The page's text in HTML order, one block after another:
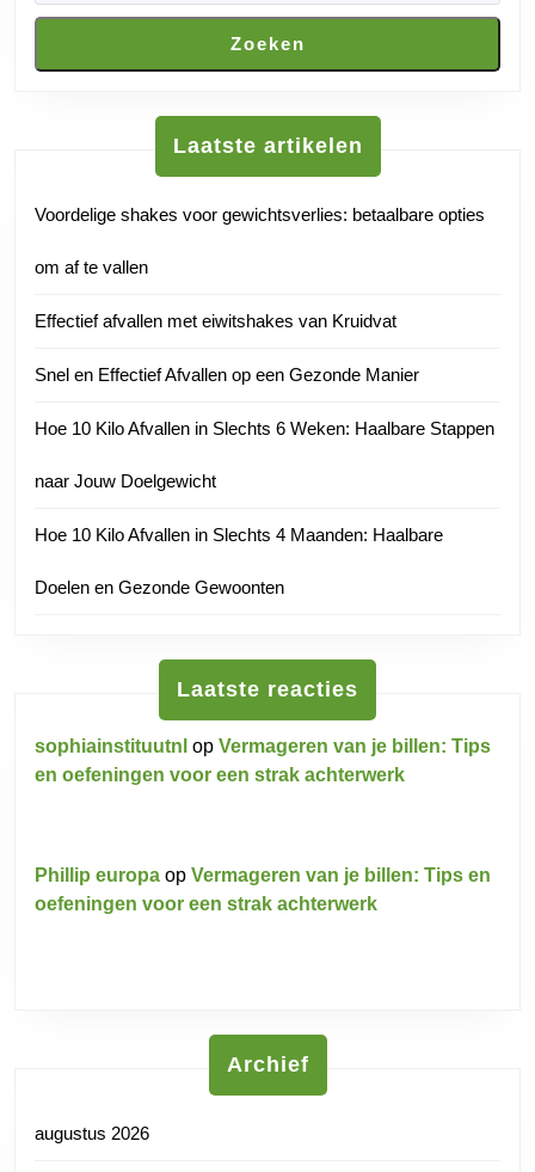
Zoeken
Laatste artikelen
Voordelige shakes voor gewichtsverlies: betaalbare opties
om af te vallen
Effectief afvallen met eiwitshakes van Kruidvat
Snel en Effectief Afvallen op een Gezonde Manier
Hoe 10 Kilo Afvallen in Slechts 6 Weken: Haalbare Stappen
naar Jouw Doelgewicht
Hoe 10 Kilo Afvallen in Slechts 4 Maanden: Haalbare
Doelen en Gezonde Gewoonten
Laatste reacties
sophiainstituutnl op Vermageren van je billen: Tips
en oefeningen voor een strak achterwerk
Phillip europa op Vermageren van je billen: Tips en
oefeningen voor een strak achterwerk
Archief
augustus 2026